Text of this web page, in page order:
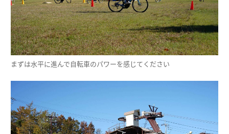
まずは水平に進んで自転車のパワーを感じてください